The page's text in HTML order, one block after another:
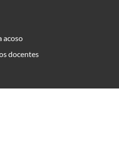
acoso
docentes